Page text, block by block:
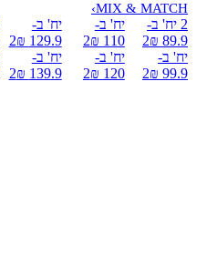
MIX & MATCH
›
2 יח' ב-
89.9 ₪
2
יח' ב-
99.9 ₪
2
יח' ב-
110 ₪
2
יח' ב-
120 ₪
2
יח' ב-
129.9 ₪
2
יח' ב-
139.9 ₪
2